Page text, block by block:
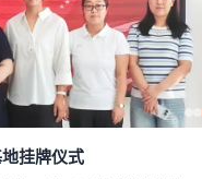
挂牌仪式